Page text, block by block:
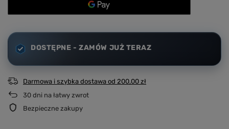
DOSTĘPNE - ZAMÓW JUŻ TERAZ
Darmowa i szybka dostawa od 200,00 zł
30 dni na łatwy zwrot
Bezpieczne zakupy